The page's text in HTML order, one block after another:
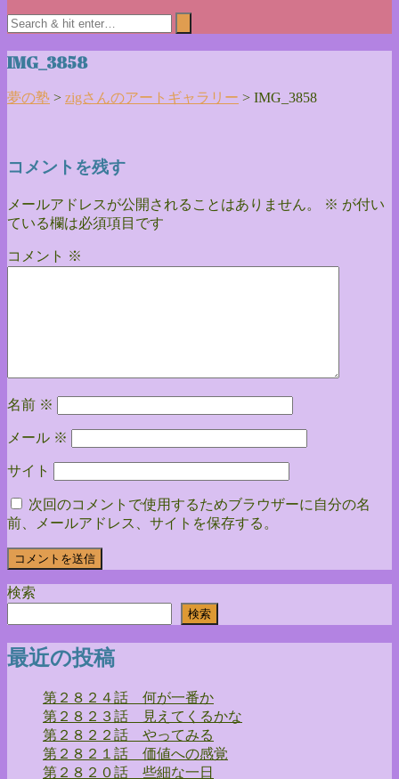
IMG_3858
夢の塾 > zigさんのアートギャラリー > IMG_3858
コメントを残す
メールアドレスが公開されることはありません。 ※ が付い
ている欄は必須項目です
コメント ※
名前 ※
メール ※
サイト
次回のコメントで使用するためブラウザーに自分の名
前、メールアドレス、サイトを保存する。
検索
検索
最近の投稿
第２８２４話 何が一番か
第２８２３話 見えてくるかな
第２８２２話 やってみる
第２８２１話 価値への感覚
第２８２０話 些細な一日